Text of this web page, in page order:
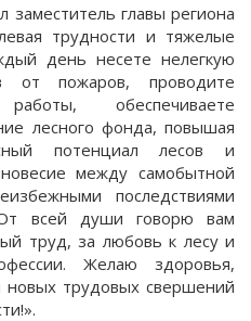
главы региона
трудности и тяжелые
день несете нелегкую
от пожаров, проводите
работы, обеспечиваете
лесного фонда, повышая
потенциал лесов и
между самобытной
последствиями
От всей души говорю вам
труд, за любовь к лесу и
Желаю здоровья,
новых трудовых свершений